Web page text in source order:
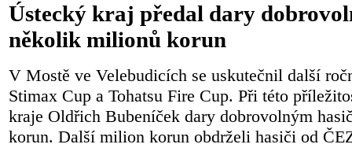
Ústecký kraj předal dary
několik milionů korun
V Mostě ve Velebudicích se uskutečnil další
Stimax Cup a Tohatsu Fire Cup. Při této
kraje Oldřich Bubeníček dary dobrovolným
korun. Další milion korun obdrželi hasiči od